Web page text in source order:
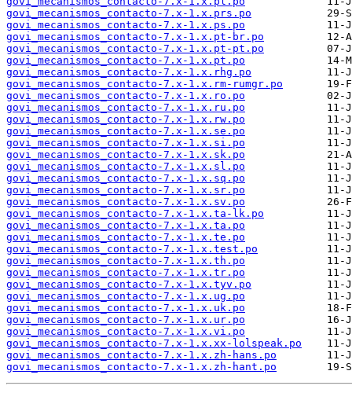
govi_mecanismos_contacto-7.x-1.x.prs.po
govi_mecanismos_contacto-7.x-1.x.ps.po
govi_mecanismos_contacto-7.x-1.x.pt-br.po
govi_mecanismos_contacto-7.x-1.x.pt-pt.po
govi_mecanismos_contacto-7.x-1.x.pt.po
govi_mecanismos_contacto-7.x-1.x.rhg.po
govi_mecanismos_contacto-7.x-1.x.rm-rumgr.po
govi_mecanismos_contacto-7.x-1.x.ro.po
govi_mecanismos_contacto-7.x-1.x.ru.po
govi_mecanismos_contacto-7.x-1.x.rw.po
govi_mecanismos_contacto-7.x-1.x.se.po
govi_mecanismos_contacto-7.x-1.x.si.po
govi_mecanismos_contacto-7.x-1.x.sk.po
govi_mecanismos_contacto-7.x-1.x.sl.po
govi_mecanismos_contacto-7.x-1.x.sq.po
govi_mecanismos_contacto-7.x-1.x.sr.po
govi_mecanismos_contacto-7.x-1.x.sv.po
govi_mecanismos_contacto-7.x-1.x.ta-lk.po
govi_mecanismos_contacto-7.x-1.x.ta.po
govi_mecanismos_contacto-7.x-1.x.te.po
govi_mecanismos_contacto-7.x-1.x.test.po
govi_mecanismos_contacto-7.x-1.x.th.po
govi_mecanismos_contacto-7.x-1.x.tr.po
govi_mecanismos_contacto-7.x-1.x.tyv.po
govi_mecanismos_contacto-7.x-1.x.ug.po
govi_mecanismos_contacto-7.x-1.x.uk.po
govi_mecanismos_contacto-7.x-1.x.ur.po
govi_mecanismos_contacto-7.x-1.x.vi.po
govi_mecanismos_contacto-7.x-1.x.xx-lolspeak.po
govi_mecanismos_contacto-7.x-1.x.zh-hans.po
govi_mecanismos_contacto-7.x-1.x.zh-hant.po